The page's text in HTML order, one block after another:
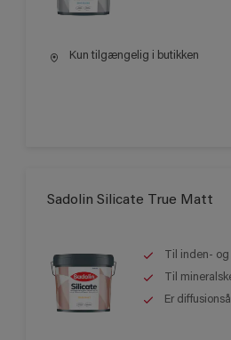
Kun tilgængelig i butikken
Sadolin Silicate True Matt
Til inden-
Til
Er